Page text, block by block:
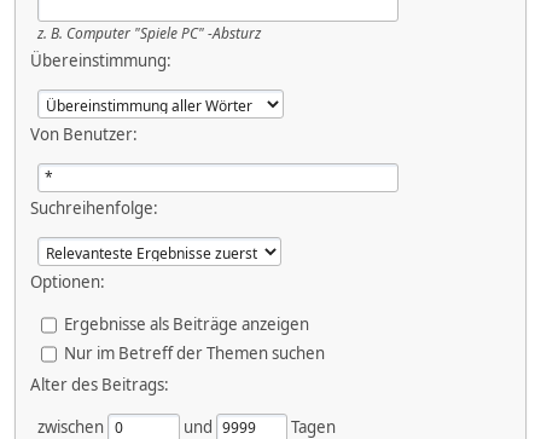
z. B. Computer "Spiele PC" -Absturz
Übereinstimmung:
Von Benutzer:
Suchreihenfolge:
Optionen:
Ergebnisse als Beiträge anzeigen
Nur im Betreff der Themen suchen
Alter des Beitrags:
zwischen
und Tagen